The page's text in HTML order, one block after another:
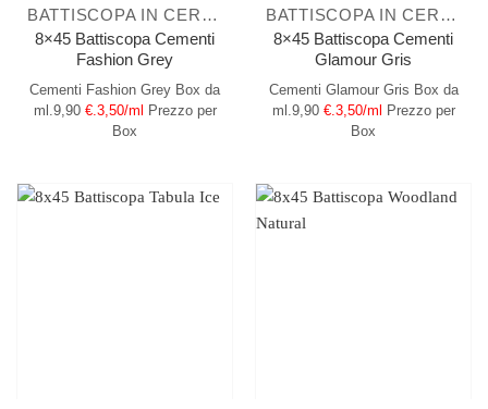
BATTISCOPA IN CERAMICA
8×45 Battiscopa Cementi
Fashion Grey
Cementi Fashion Grey Box da
ml.9,90 €.3,50/ml
Prezzo per
Box
BATTISCOPA IN CERAMICA
8×45 Battiscopa Cementi
Glamour Gris
Cementi Glamour Gris Box da
ml.9,90 €.3,50/ml
Prezzo per
Box